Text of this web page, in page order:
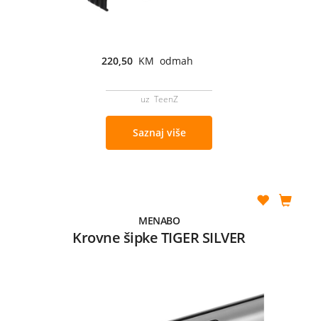
220,50 KM odmah
uz TeenZ
Saznaj više
MENABO
Krovne šipke TIGER SILVER